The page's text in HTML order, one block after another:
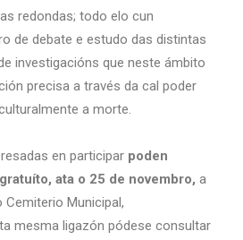
redondas; todo elo cun
de debate e estudo das distintas
investigacións que neste ámbito
precisa a través da cal poder
a morte.
en participar poden
ata o 25 de novembro, a
Municipal,
mesma ligazón pódese consultar